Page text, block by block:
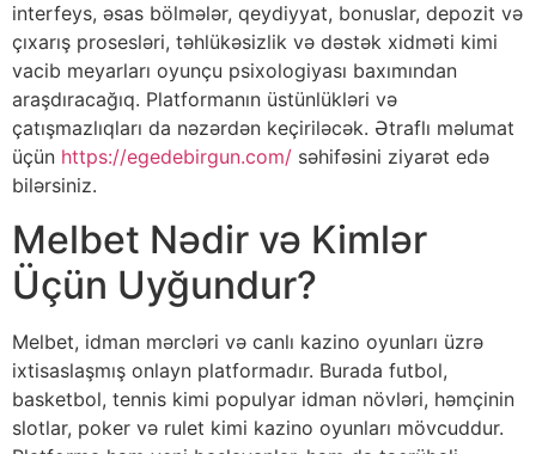
interfeys, əsas bölmələr, qeydiyyat, bonuslar, depozit və
çıxarış prosesləri, təhlükəsizlik və dəstək xidməti kimi
vacib meyarları oyunçu psixologiyası baxımından
araşdıracağıq. Platformanın üstünlükləri və
çatışmazlıqları da nəzərdən keçiriləcək. Ətraflı məlumat
üçün https://egedebirgun.com/ səhifəsini ziyarət edə
bilərsiniz.
Melbet Nədir və Kimlər
Üçün Uyğundur?
Melbet, idman mərcləri və canlı kazino oyunları üzrə
ixtisaslaşmış onlayn platformadır. Burada futbol,
basketbol, tennis kimi populyar idman növləri, həmçinin
slotlar, poker və rulet kimi kazino oyunları mövcuddur.